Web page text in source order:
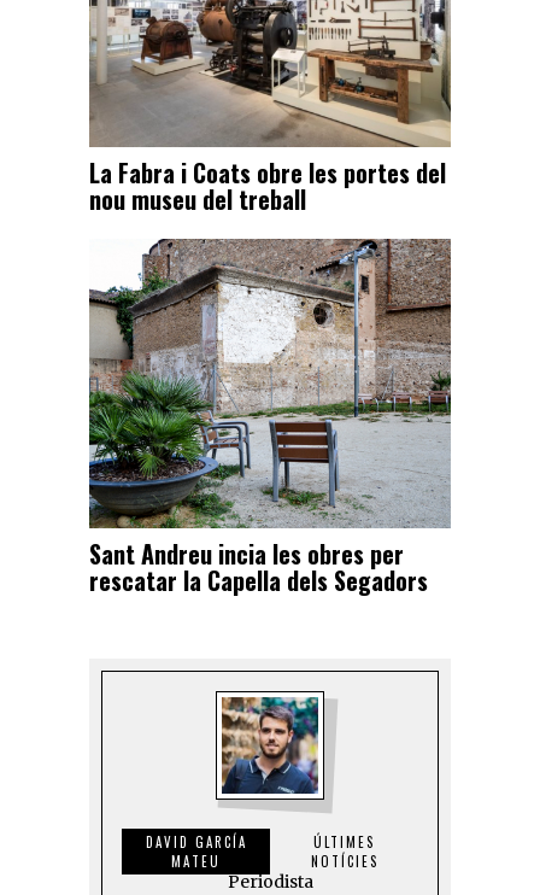
La Fabra i Coats obre les portes del
nou museu del treball
Sant Andreu incia les obres per
rescatar la Capella dels Segadors
DAVID GARCÍA
MATEU
ÚLTIMES
NOTÍCIES
Periodista